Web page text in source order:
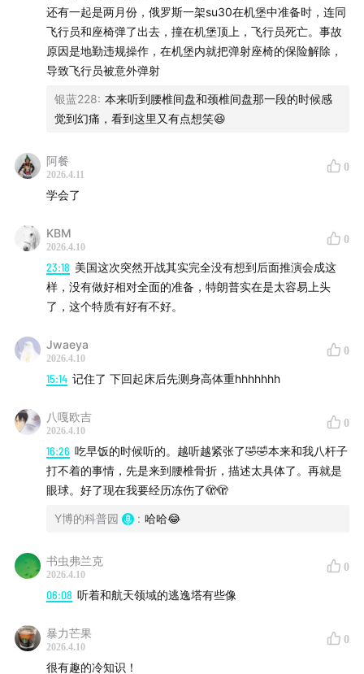
极度超重的风险不仅是大脑缺血导致短暂昏迷，它也让脊
柱压迫性骨折成为弹射常见伤害，有研究显示42%的飞行
员在弹射后有脊柱骨折。
复杂的康复
战机出现故障，他与同机战友在飞行速度高达1.2倍音速时
启动弹射。极端的风速刮走了Udell的头盔、氧气罩，他的
手，Udell打开了的救生筏，之后又用无线电联系上了搜救
的C-130飞机。Udell至今仍保持着美国空军战斗机飞行员
最高速度下弹射幸存的纪录。
现代弹射座椅工作原理
日本飞行员弹射分析
Brian Udell的故事
F-15E飞行员弹射要经历什么
还有一起是两月份，俄罗斯一架su30在机堡中准备时，连同
飞行员和座椅弹了出去，撞在机堡顶上，飞行员死亡。事故
原因是地勤违规操作，在机堡内就把弹射座椅的保险解除，
导致飞行员被意外弹射
银蓝228: 本来听到腰椎间盘和颈椎间盘那一段的时候感
觉到幻痛，看到这里又有点想笑😆
阿餐
2026.4.11
0
学会了
KBM
2026.4.10
0
23:18 美国这次突然开战其实完全没有想到后面推演会成这
样，没有做好相对全面的准备，特朗普实在是太容易上头
了，这个特质有好有不好。
Jwaeya
2026.4.10
0
15:14 记住了 下回起床后先测身高体重hhhhhhh
八嘎欧吉
2026.4.10
0
16:26 吃早饭的时候听的。越听越紧张了🤣🤣本来和我八杆子
打不着的事情，先是来到腰椎骨折，描述太具体了。再就是
眼球。好了现在我要经历冻伤了🫣🫣
Y博的科普园 : 哈哈😂
书虫弗兰克
2026.4.10
0
06:08 听着和航天领域的逃逸塔有些像
暴力芒果
2026.4.10
0
很有趣的冷知识！